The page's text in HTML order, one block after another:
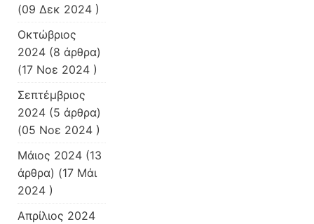
(09 Δεκ 2024 )
Οκτώβριος
2024 (8 άρθρα)
(17 Νοε 2024 )
Σεπτέμβριος
2024 (5 άρθρα)
(05 Νοε 2024 )
Μάιος 2024 (13
άρθρα) (17 Μάι
2024 )
Απρίλιος 2024